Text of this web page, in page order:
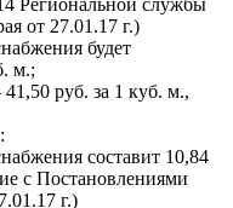
от 27.01.17 г.)
будет
м.;
руб. за 1 куб. м.,
составит 10,84
с Постановлениями
г.)